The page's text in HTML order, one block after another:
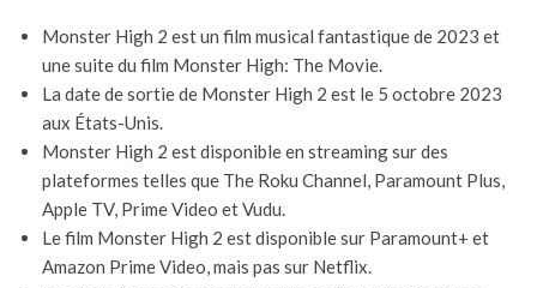
Monster High 2 est un film musical fantastique de 2023 et
une suite du film Monster High: The Movie.
La date de sortie de Monster High 2 est le 5 octobre 2023
aux États-Unis.
Monster High 2 est disponible en streaming sur des
plateformes telles que The Roku Channel, Paramount Plus,
Apple TV, Prime Video et Vudu.
Le film Monster High 2 est disponible sur Paramount+ et
Amazon Prime Video, mais pas sur Netflix.